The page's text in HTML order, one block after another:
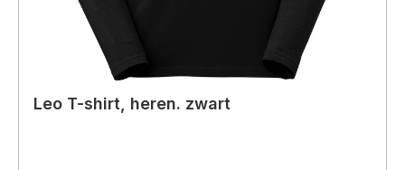
Leo T-shirt, heren. zwart